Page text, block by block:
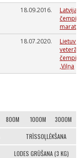
18.09.2016.
Latvijas
18.07.2020.
,Viļņa
800M 1000M 3000M
TRĪSSOĻLĒKŠANA
LODES GRŪŠANA (3 KG)